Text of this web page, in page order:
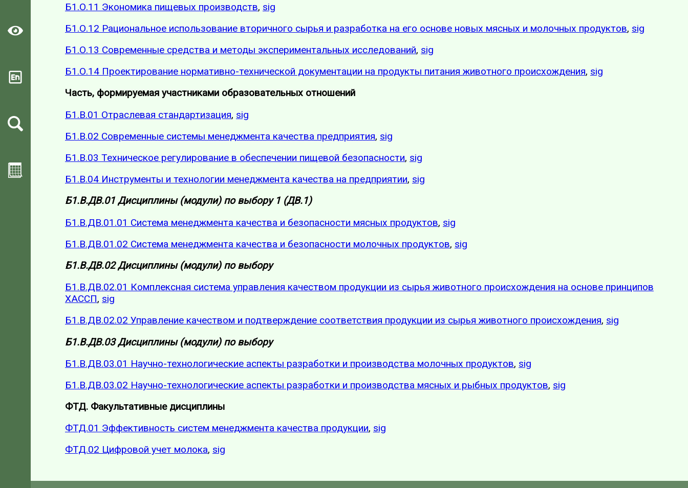
Б1.О.11 Экономика пищевых производств, sig
Б1.О.12 Рациональное использование вторичного сырья и разработка на его основе новых мясных и молочных продуктов, sig
Б1.О.13 Современные средства и методы экспериментальных исследований, sig
Б1.О.14 Проектирование нормативно-технической документации на продукты питания животного происхождения, sig
Часть, формируемая участниками образовательных отношений
Б1.В.01 Отраслевая стандартизация, sig
Б1.В.02 Современные системы менеджмента качества предприятия, sig
Б1.В.03 Техническое регулирование в обеспечении пищевой безопасности, sig
Б1.В.04 Инструменты и технологии менеджмента качества на предприятии, sig
Б1.В.ДВ.01 Дисциплины (модули) по выбору 1 (ДВ.1)
Б1.В.ДВ.01.01 Система менеджмента качества и безопасности мясных продуктов, sig
Б1.В.ДВ.01.02 Система менеджмента качества и безопасности молочных продуктов, sig
Б1.В.ДВ.02 Дисциплины (модули) по выбору
Б1.В.ДВ.02.01 Комплексная система управления качеством продукции из сырья животного происхождения на основе принципов
ХАССП, sig
Б1.В.ДВ.02.02 Управление качеством и подтверждение соответствия продукции из сырья животного происхождения, sig
Б1.В.ДВ.03 Дисциплины (модули) по выбору
Б1.В.ДВ.03.01 Научно-технологические аспекты разработки и производства молочных продуктов, sig
Б1.В.ДВ.03.02 Научно-технологические аспекты разработки и производства мясных и рыбных продуктов, sig
ФТД. Факультативные дисциплины
ФТД.01 Эффективность систем менеджмента качества продукции, sig
ФТД.02 Цифровой учет молока, sig